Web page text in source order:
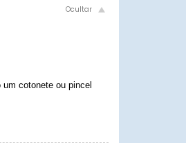
cotonete ou pincel